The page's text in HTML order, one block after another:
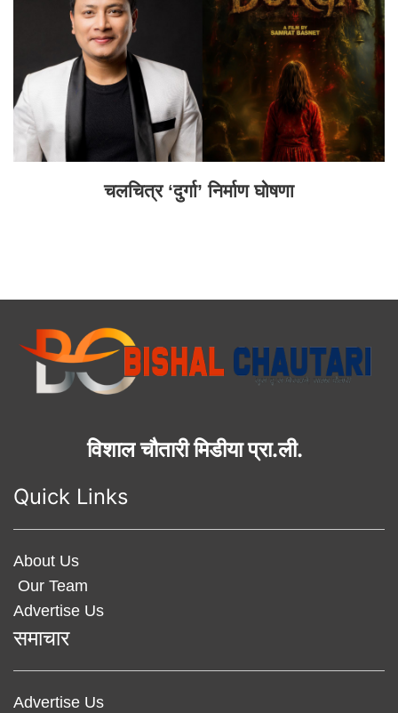
चलचित्र ‘दुर्गा’ निर्माण घोषणा
विशाल चौतारी मिडीया प्रा.ली.
Quick Links
About Us
Our Team
Advertise Us
समाचार
Advertise Us